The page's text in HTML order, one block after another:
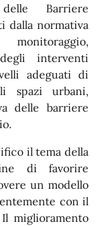
Barriere
dalla normativa
interventi
adeguati di
spazi urbani,
delle barriere
il tema della
di favorire
un modello
con il
miglioramento